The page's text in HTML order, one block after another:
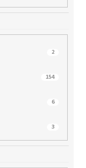
2
154
6
3